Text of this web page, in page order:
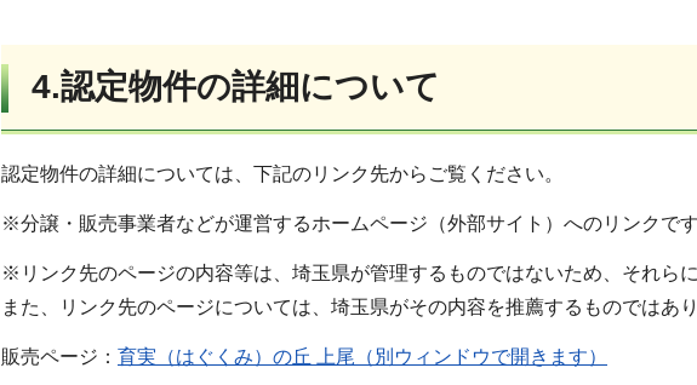
4.認定物件の詳細について
認定物件の詳細については、下記のリンク先からご覧ください。
※分譲・販売事業者などが運営するホームページ（外部サイト）へのリンクです
※リンク先のページの内容等は、埼玉県が管理するものではないため、それら
また、リンク先のページについては、埼玉県がその内容を推薦するものではあり
販売ページ： 育実（はぐくみ）の丘 上尾（別ウィンドウで開きます）